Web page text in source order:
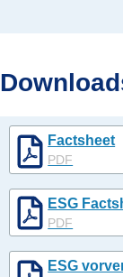
Factsheet
PDF
ESG
PDF
ESG